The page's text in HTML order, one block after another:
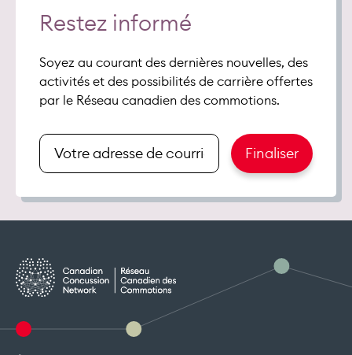
Restez informé
Soyez au courant des dernières nouvelles, des
activités et des possibilités de carrière offertes
par le Réseau canadien des commotions.
Renseigner
votre
adresse
courriel
Finaliser